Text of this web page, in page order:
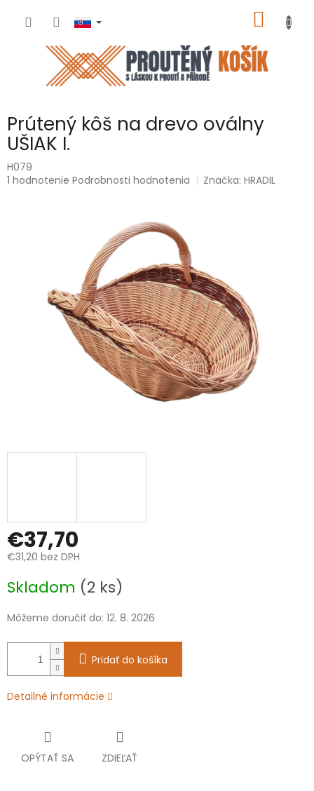
KOŠÍK
Prútený kôš na drevo oválny
UŠIAK I.
H079
Priemerné
1 hodnotenie Podrobnosti hodnotenia Značka:HRADIL
€37,70
€31,20 bez DPH
cena:
Skladom (2 ks)
Môžeme doručiť do: 12. 8. 2026
Pridať do košíka
Detailné informácie
OPÝTAŤ SA ZDIEĽAŤ